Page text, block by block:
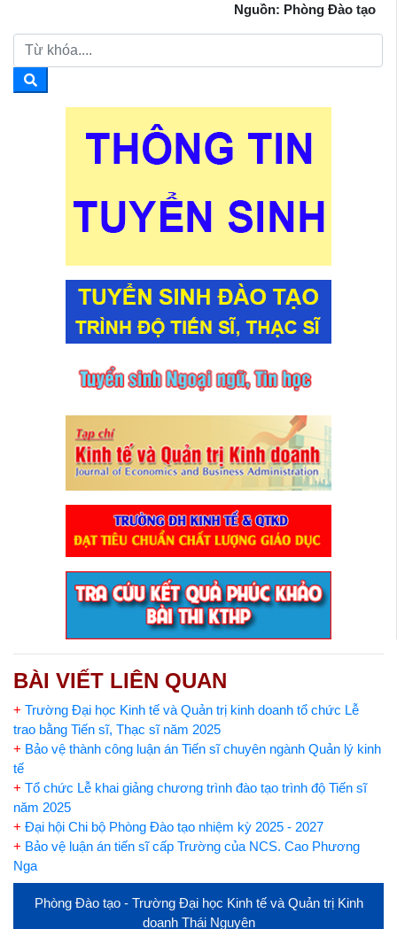
Nguồn: Phòng Đào tạo
BÀI VIẾT LIÊN QUAN
+ Trường Đại học Kinh tế và Quản trị kinh doanh tổ chức Lễ
trao bằng Tiến sĩ, Thạc sĩ năm 2025
+ Bảo vệ thành công luận án Tiến sĩ chuyên ngành Quản lý kinh
tế
+ Tổ chức Lễ khai giảng chương trình đào tạo trình độ Tiến sĩ
năm 2025
+ Đại hội Chi bộ Phòng Đào tạo nhiệm kỳ 2025 - 2027
+ Bảo vệ luận án tiến sĩ cấp Trường của NCS. Cao Phương
Nga
Phòng Đào tạo - Trường Đại học Kinh tế và Quản trị Kinh
doanh Thái Nguyên